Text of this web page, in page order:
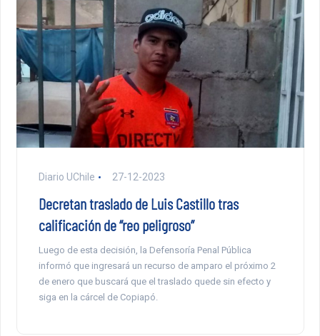
Diario UChile 27-12-2023
Decretan traslado de Luis Castillo tras
calificación de “reo peligroso”
Luego de esta decisión, la Defensoría Penal Pública
informó que ingresará un recurso de amparo el próximo 2
de enero que buscará que el traslado quede sin efecto y
siga en la cárcel de Copiapó.